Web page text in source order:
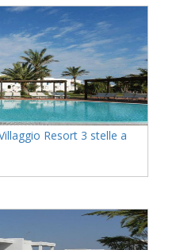
Resort 3 stelle a